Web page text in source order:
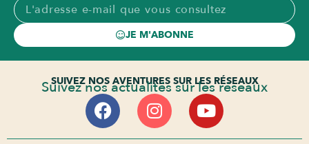
JE M'ABONNE
SUIVEZ NOS AVENTURES SUR LES RÉSEAUX
Suivez nos actualités sur les réseaux